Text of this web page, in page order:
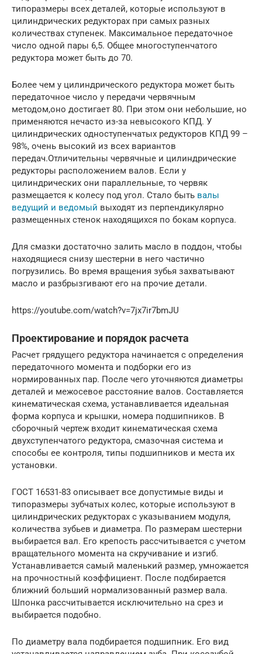
типоразмеры всех деталей, которые используют в
цилиндрических редукторах при самых разных
количествах ступенек. Максимальное передаточное
число одной пары 6,5. Общее многоступенчатого
редуктора может быть до 70.
Более чем у цилиндрического редуктора может быть
передаточное число у передачи червячным
методом,оно достигает 80. При этом они небольшие, но
применяются нечасто из-за невысокого КПД. У
цилиндрических одноступенчатых редукторов КПД 99 –
98%, очень высокий из всех вариантов
передач.Отличительны червячные и цилиндрические
редукторы расположением валов. Если у
цилиндрических они параллельные, то червяк
размещается к колесу под угол. Стало быть валы
ведущий и ведомый выходят из перпендикулярно
размещенных стенок находящихся по бокам корпуса.
Для смазки достаточно залить масло в поддон, чтобы
находящиеся снизу шестерни в него частично
погрузились. Во время вращения зубья захватывают
масло и разбрызгивают его на прочие детали.
https://youtube.com/watch?v=7jx7ir7bmJU
Проектирование и порядок расчета
Расчет грядущего редуктора начинается с определения
передаточного момента и подборки его из
нормированных пар. После чего уточняются диаметры
деталей и межосевое расстояние валов. Составляется
кинематическая схема, устанавливается идеальная
форма корпуса и крышки, номера подшипников. В
сборочный чертеж входит кинематическая схема
двухступенчатого редуктора, смазочная система и
способы ее контроля, типы подшипников и места их
установки.
ГОСТ 16531-83 описывает все допустимые виды и
типоразмеры зубчатых колес, которые используют в
цилиндрических редукторах с указыванием модуля,
количества зубьев и диаметра. По размерам шестерни
выбирается вал. Его крепость рассчитывается с учетом
вращательного момента на скручивание и изгиб.
Устанавливается самый маленький размер, умножается
на прочностный коэффициент. После подбирается
ближний больший нормализованный размер вала.
Шпонка рассчитывается исключительно на срез и
выбирается подобно.
По диаметру вала подбирается подшипник. Его вид